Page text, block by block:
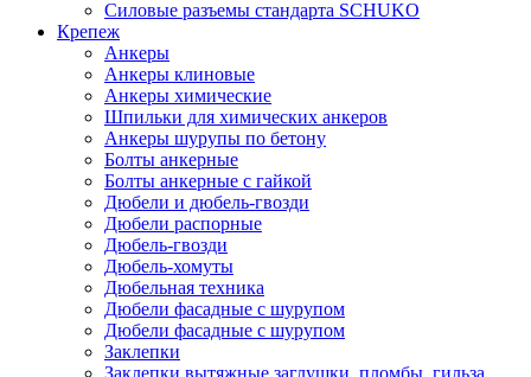
Силовые разъемы стандарта SCHUKO
Крепеж
Анкеры
Анкеры клиновые
Анкеры химические
Шпильки для химических анкеров
Анкеры шурупы по бетону
Болты анкерные
Болты анкерные с гайкой
Дюбели и дюбель-гвозди
Дюбели распорные
Дюбель-гвозди
Дюбель-хомуты
Дюбельная техника
Дюбели фасадные с шурупом
Дюбели фасадные с шурупом
Заклепки
Заклепки вытяжные,заглушки, пломбы, гильза,